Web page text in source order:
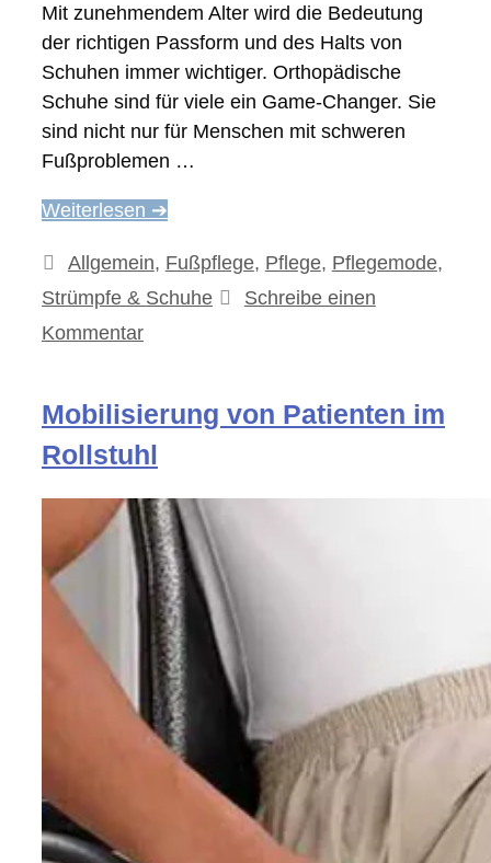
Mit zunehmendem Alter wird die Bedeutung
der richtigen Passform und des Halts von
Schuhen immer wichtiger. Orthopädische
Schuhe sind für viele ein Game-Changer. Sie
sind nicht nur für Menschen mit schweren
Fußproblemen …
Weiterlesen ➔
Kategorien
Allgemein, Fußpflege, Pflege, Pflegemode,
Strümpfe & Schuhe
Schreibe einen
Kommentar
Mobilisierung von Patienten im
Rollstuhl